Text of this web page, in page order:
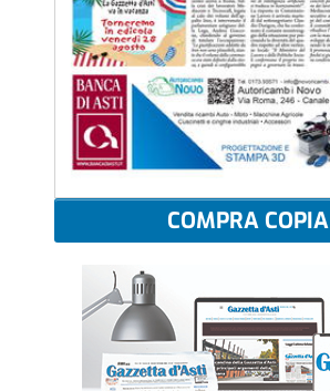
COMPRA COPIA